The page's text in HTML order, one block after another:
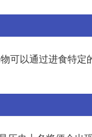
可以通过进食特